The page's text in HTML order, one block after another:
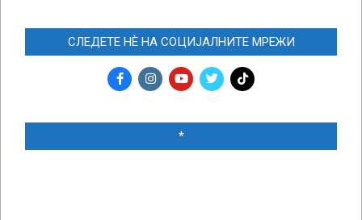
СЛЕДЕТЕ НЀ НА СОЦИЈАЛНИТЕ МРЕЖИ
*